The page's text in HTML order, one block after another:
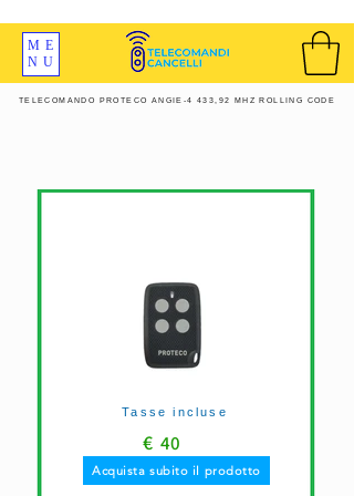
ME
NU
TELECOMANDO PROTECO ANGIE-4 433,92 MHZ ROLLING CODE
€ 40
Acquista subito il prodotto
Tasse incluse